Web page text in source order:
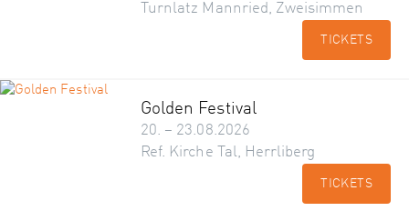
Turnlatz Mannried, Zweisimmen
TICKETS
Golden Festival
20. – 23.08.2026
Ref. Kirche Tal, Herrliberg
TICKETS